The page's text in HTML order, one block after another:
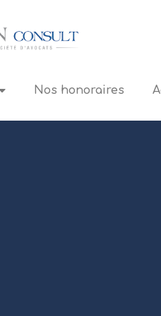
Nos honoraires